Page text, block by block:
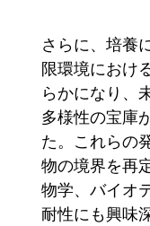
さらに、培養
限環境におけ
らかになり、
多様性の宝庫
た。これらの
物の境界を再
物学、バイオ
耐性にも興味